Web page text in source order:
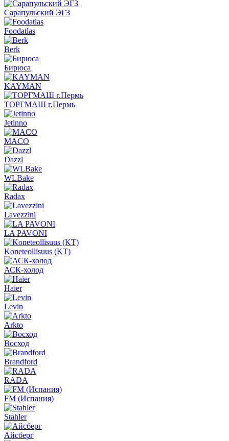
Сарапульский ЭГЗ
Foodatlas
Berk
Бирюса
KAYMAN
ТОРГМАШ г.Пермь
Jetinno
MACO
Dazzl
WLBake
Radax
Lavezzini
LA PAVONI
Koneteollisuus (KT)
АСК-холод
Haier
Levin
Arkto
Восход
Brandford
RADA
FM (Испания)
Stahler
Айсберг